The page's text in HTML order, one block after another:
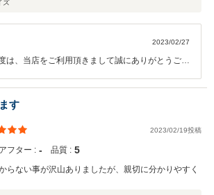
ズ
2023/02/27
は、当店をご利用頂きまして誠にありがとうござ
ポートしてまいります。何卒、宜しくお願い申
す
2023/02/19投稿
アフター : ‐ 品質 : 5
らない事が沢山ありましたが、親切に分かりやすく